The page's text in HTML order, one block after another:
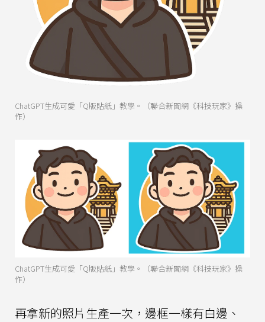
ChatGPT生成可愛「Q版貼紙」教學。（聯合新聞網《科技玩家》操
作）
ChatGPT生成可愛「Q版貼紙」教學。（聯合新聞網《科技玩家》操
作）
再拿新的照片生產一次，邊框一樣有白邊、